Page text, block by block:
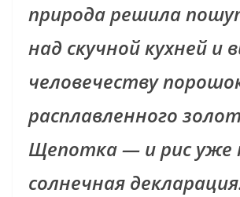
природа решила
над скучной кухней и
человечеству
расплавленного
Щепотка — и рис уже
солнечная